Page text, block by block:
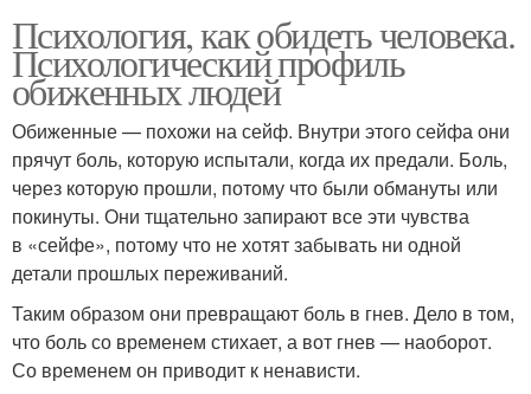
Психология, как обидеть человека.
Психологический профиль
обиженных людей
Обиженные — похожи на сейф. Внутри этого сейфа они
прячут боль, которую испытали, когда их предали. Боль,
через которую прошли, потому что были обмануты или
покинуты. Они тщательно запирают все эти чувства
в «сейфе», потому что не хотят забывать ни одной
детали прошлых переживаний.
Таким образом они превращают боль в гнев. Дело в том,
что боль со временем стихает, а вот гнев — наоборот.
Со временем он приводит к ненависти.